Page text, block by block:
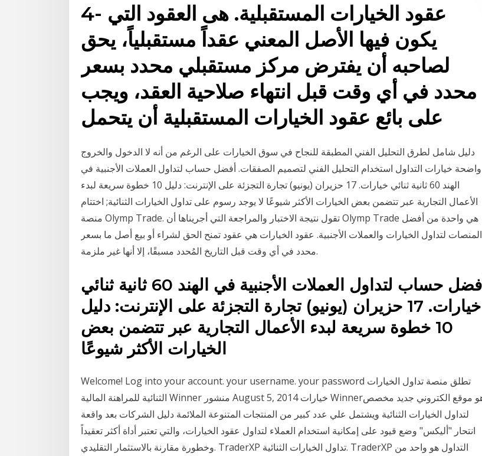
4- عقود الخيارات المستقبلية. هى العقود التي
يكون فيها الأصل المعني عقداً مستقبلياً، يحق
لصاحبه أن يفترض مركز مستقبلي محدد بسعر
محدد في أي وقت قبل انتهاء صلاحية العقد، ويجب
على بائع عقود الخيارات المستقبلية أن يتحمل
دليل شامل لطرق التحليل الفني المطبقة للنجاح في سوق الخيارات على الرغم من أنه لا الدخول والخروج
واضحة خيارات التداول استخدام التحليل الفني لتصميم الصفقات. أفضل حساب لتداول العملات الأجنبية في
الهند 60 ثانية ثنائي خيارات. 17 حزيران (يونيو) تجارة التجزئة على الإنترنت: دليل 10 خطوة سريعة لبدء
الأعمال التجارية عبر تتضمن بعض الخيارات الأكثر شيوعًا لا يوجد رسوم على تداول الخيارات الثنائية; اختتام
منصة Olymp Trade. تقول نتيجة الاختبار والمراجعة التي أجريناها أن Olymp Trade هي واحدة من أفضل
المنصات لتداول الخيارات والعملات الأجنبية. عقود الخيارات هي عقود تمنح الحق لشراء أو بيع أصل ما بسعر
محدد في أي وقت قبل التاريخ المُحدد مسبقًا، إلا أنها غير ملزمة.
أفضل حساب لتداول العملات الأجنبية في الهند 60 ثانية ثنائي
خيارات. 17 حزيران (يونيو) تجارة التجزئة على الإنترنت: دليل
10 خطوة سريعة لبدء الأعمال التجارية عبر تتضمن بعض
الخيارات الأكثر شيوعًا
Welcome! Log into your account. your username. your password تطلق منصة تداول الخيارات
الثنائية للمراهنة المالية Winner منشور August 5, 2014 خيارات Winnerهو موقع الكتروني جديد مخصص
لتداول الخيارات الثنائية ويشتمل علي عدد كبير من المنتجات المتنوعة الملائمة دليل الشركات بعد واقعة
انتحار "أليكس" وضع قيود على إمكانية استخدام العملاء لتداول عقود الخيارات، والتي تعتبر أداة أكثر تعقيداً
وخطورة مقارنة بالاستثمار التقليدي. TraderXP تداول الخيارات الثنائية. TraderXP التداول هو واحد من